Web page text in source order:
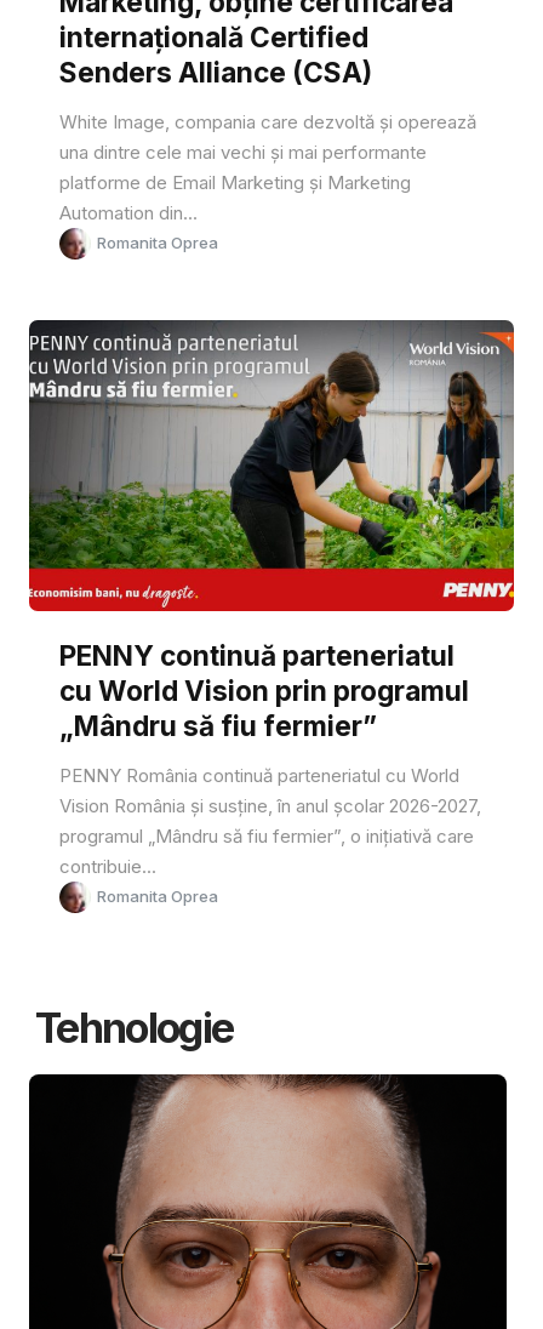
internațională Certified
Senders Alliance (CSA)
White Image, compania care dezvoltă și operează
una dintre cele mai vechi și mai performante
platforme de Email Marketing și Marketing
Automation din...
Romanita Oprea
PENNY continuă parteneriatul
cu World Vision prin programul
„Mândru să fiu fermier”
PENNY România continuă parteneriatul cu World
Vision România și susține, în anul școlar 2026-2027,
programul „Mândru să fiu fermier”, o inițiativă care
contribuie...
Romanita Oprea
Tehnologie